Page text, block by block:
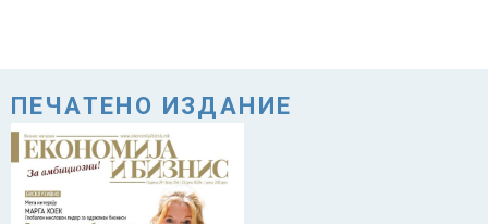
ПЕЧАТЕНО ИЗДАНИЕ